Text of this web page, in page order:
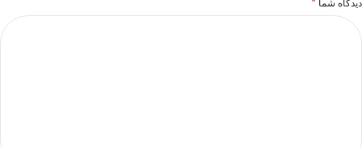
دیدگاه شما